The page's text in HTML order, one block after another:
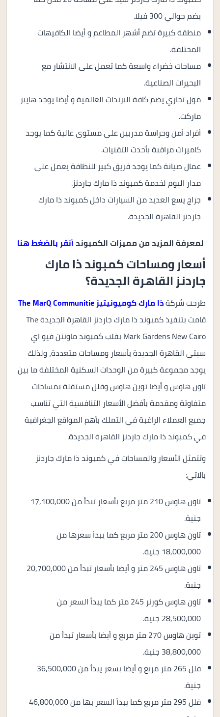
يضم حوالي 300 فيلا.
منطقة كبيرة تضم أشهر المطاعم و أيضا الكافيهات
المختلفة.
مساحات خضراء واسعة كما تعمل على الانتشار مع
البحيرات الصناعية.
مول تجاري يضم كافة البرندات العالمية و أيضا يوجد هايبر
ماركت.
أفراد أمن وحراسة مدربين على مستوى عالية كما يوجد
كاميرات مراقبة بأحدث التقنيات.
عمال صيانة كما يوجد فريق كبير للنظافة يعمل على
مدار اليوم لخدمة كمبوند ذا مارك جاردنز.
جراج يسع العديد من السيارات داخل كمبوند ذا مارك
جاردنز القاهرة الجديدة.
لمعرفة المزيد من مميزات الكمبوندأنقر بالضغط هنا
أسعار ومساحات كمبوند ذا مارك
جاردنز القاهرة الجديدة؟
طرحت شركةذا مارك كوميونيتيز The MarQ Communitie
قامت بتنفيذ كمبوند ذا مارك جاردنز القاهرة الجديدة The
Mark Gardens New Cairo بقلب كمبوند ماونتن فيو اي
سيتي القاهرة الجديدة بأسعار ومساحات متعددة، ولذلك
يوجد مجموعة كبيرة من الوحدات السكنية المختلفة ما بين
تاون هاوس و أيضا توين هاوس وفلل مستقلة بمساحات
متفاوتة ومقدمة بأفضل الأسعار التنافسية التي تناسب
جميع العملاء الراغبة في التملك بأهم المواقع الجغرافية
في كمبوند ذا مارك جاردنز القاهرة الجديدة.
وتتمثل الأسعار والمساحات في كمبوند ذا مارك جاردنز
بالاتي:
تاون هاوس 210 متر مربع بأسعار تبدأ من 17,100,000
جنية.
تاون هاوس 200 متر مربع كما يبدأ سعرها من
18,000,000 جنية.
تاون هاوس 245 متر و أيضا بأسعار تبدأ من 20,700,000
جنية.
تاون هاوس كورنر 245 متر كما يبدأ السعر من
28,500,000 جنية.
توين هاوس 270 متر مربع و أيضا بأسعار تبدأ من
38,800,000 جنية.
فلل 265 متر مربع و أيضا بسعر يبدأ من 36,500,000
جنية.
فلل 295 متر مربع كما يبدأ السعر بها من 46,800,000